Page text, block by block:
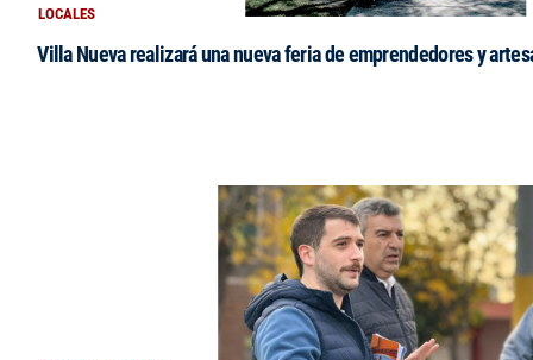
LOCALES
Villa Nueva realizará una nueva feria de emprendedores y